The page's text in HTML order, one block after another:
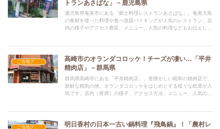
トランあさばな」－鹿児島県
鹿児島県奄美市にある「郷土料理レストランあさばな」。奄美大島
の食材を使った料理や食べ放題バイキングが人気のレストラン。店
内の様子やアクセス豊富、メニュー、人気の料理などもお伝えして
高崎市のオランダコロッケ！チーズが凄い…「平井
精肉店」－群馬県
群馬県高崎市にある「平井精肉店」。昔懐かしい昭和の精肉店で、
新鮮な精肉の他、オランダコロッケをはじめとする様々な総菜が人
気です。店内（客席）の様子、アクセス方法、メニュー、人気の料
明日香村の日本一古い鍋料理『飛鳥鍋』！「農村レ